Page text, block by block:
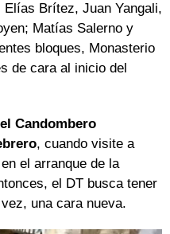
Brítez, Juan Yangali,
Matías Salerno y
bloques, Monasterio
de cara al inicio del
Candombero
, cuando visite a
el arranque de la
el DT busca tener
una cara nueva.